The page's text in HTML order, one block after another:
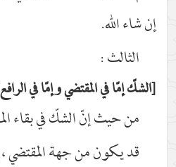
إن شاء الله.
الثالث :
الشكّ إمّا في المقتضي وإمّا في الرافع
من حيث إنّ الشكّ في بقاء
قد يكون من جهة المقتضي